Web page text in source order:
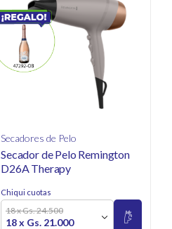
Secadores de Pelo
Secador de Pelo Remington
D26A Therapy
Chiqui cuotas
18 x Gs. 24.500
18 x Gs. 21.000